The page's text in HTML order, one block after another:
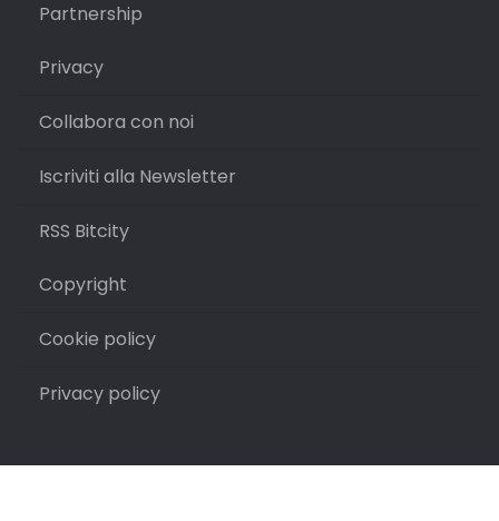
Partnership
Privacy
Collabora con noi
Iscriviti alla Newsletter
RSS Bitcity
Copyright
Cookie policy
Privacy policy